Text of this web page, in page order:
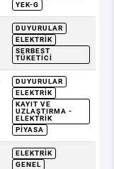
YEK-G
DUYURULAR
ELEKTRIK
SERBEST
TÜKETICI
DUYURULAR
ELEKTRIK
KAYIT VE
UZLAŞTIRMA -
ELEKTRIK
PIYASA
ELEKTRIK
GENEL